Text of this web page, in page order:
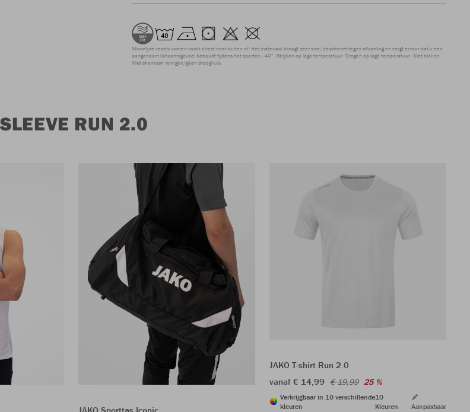
Microfijne vezels voeren vocht direct naar buiten af. Het materiaal droogt zeer snel, beschermt tegen afkoeling en zorgt ervoor dat u een
aangenaam lichaamsgevoel behoudt tijdens het sporten. 40° Strijken op lage temperatuur Drogen op lage temperatuur Niet bleken
Niet chemisch reinigen/geen droogkuis
RUN 2.0
JAKO T-shirt Run 2.0
vanaf € 14,99 € 19,99 25 %
Verkrijgbaar in 10 verschillende
kleuren
10
Kleuren
Aanpasbaar